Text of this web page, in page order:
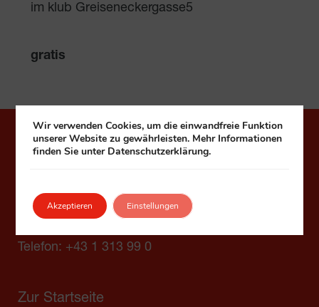
im klub Greiseneckergasse5
gratis
Häuser zum Leben
Wohnhäuser – Häuser zum Leben
Telefon: +43 1 313 99 0
Zur Startseite
Wir verwenden Cookies, um die einwandfreie Funktion
unserer Website zu gewährleisten. Mehr Informationen
finden Sie unter Datenschutzerklärung.
Akzeptieren Einstellungen